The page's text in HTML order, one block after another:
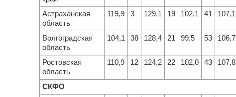
Астраханская
область
119,9 3 129,1 19 102,1 41 107,1
Волгоградская
область
104,1 38 128,4 21 99,5 53 106,7
Ростовская
область
110,9 12 124,2 22 102,0 43 107,8
СКФО